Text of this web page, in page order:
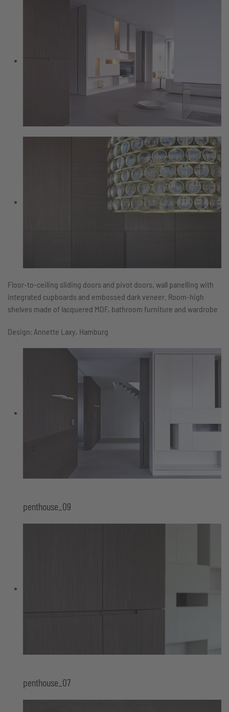
Floor-to-ceiling sliding doors and pivot doors, wall panelling with
integrated cupboards and embossed dark veneer. Room-high
shelves made of lacquered MDF, bathroom furniture and wardrobe
Design: Annette Laxy, Hamburg
penthouse_09
penthouse_07